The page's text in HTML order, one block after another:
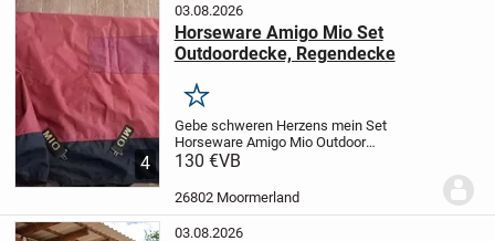
4
03.08.2026
Horseware Amigo Mio Set
Outdoordecke, Regendecke
Merken
Gebe schweren Herzens mein Set
Horseware Amigo Mio Outdoor
Regendecken ab.
gerne nochmal genau messen. Die ältere
130 €VB
26802 Moormerland
03.08.2026